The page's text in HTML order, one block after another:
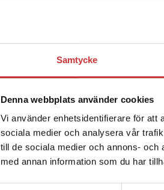
Samtycke
Denna webbplats använder cookies
Vi använder enhetsidentifierare för att
sociala medier och analysera vår
till de sociala medier och annons-
med annan information som du har
Det
enhet